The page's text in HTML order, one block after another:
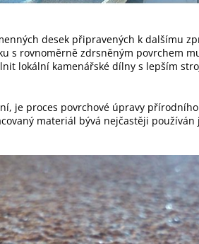
desek připravených k dalšímu
s rovnoměrně zdrsněným povrchem
lokální kamenářské dílny s lepším
je proces povrchové úpravy
materiál bývá nejčastěji